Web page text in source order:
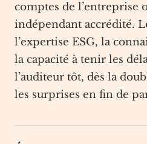
comptes de l’entreprise
indépendant accrédité.
l’expertise ESG, la
la capacité à tenir les
l’auditeur tôt, dès la
les surprises en fin de